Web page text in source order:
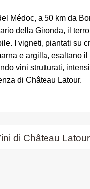
Médoc, a 50 km da
della Gironda, il
I vigneti, piantati su
e argilla, esaltano il
vini strutturati,
di Château Latour.
di Château Latour